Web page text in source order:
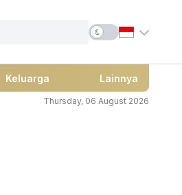
Keluarga Lainnya
Thursday, 06 August 2026